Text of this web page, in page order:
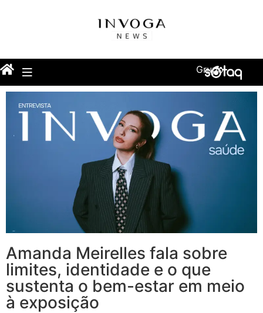
Grupo
Amanda Meirelles fala sobre
limites, identidade e o que
sustenta o bem-estar em meio
à exposição